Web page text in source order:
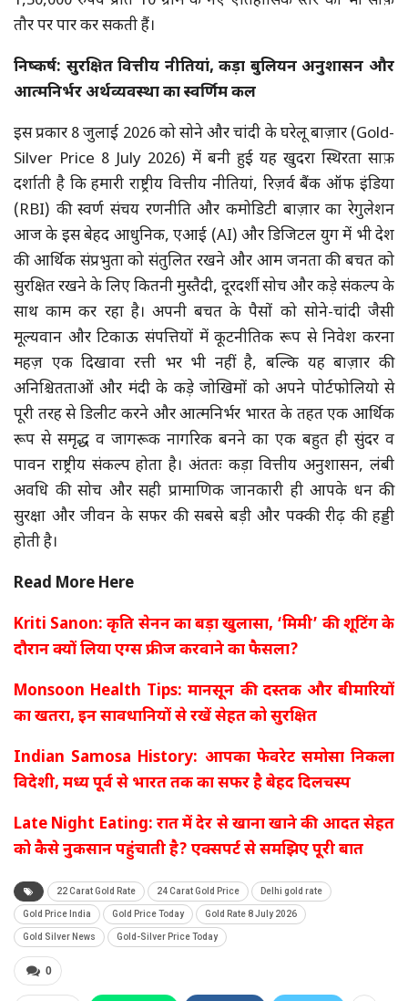
तौर पर पार कर सकती हैं।
निष्कर्ष: सुरक्षित वित्तीय नीतियां, कड़ा बुलियन अनुशासन और
आत्मनिर्भर अर्थव्यवस्था का स्वर्णिम कल
इस प्रकार 8 जुलाई 2026 को सोने और चांदी के घरेलू बाज़ार (Gold-
Silver Price 8 July 2026) में बनी हुई यह खुदरा स्थिरता साफ़
दर्शाती है कि हमारी राष्ट्रीय वित्तीय नीतियां, रिज़र्व बैंक ऑफ इंडिया
(RBI) की स्वर्ण संचय रणनीति और कमोडिटी बाज़ार का रेगुलेशन
आज के इस बेहद आधुनिक, एआई (AI) और डिजिटल युग में भी देश
की आर्थिक संप्रभुता को संतुलित रखने और आम जनता की बचत को
सुरक्षित रखने के लिए कितनी मुस्तैदी, दूरदर्शी सोच और कड़े संकल्प के
साथ काम कर रहा है। अपनी बचत के पैसों को सोने-चांदी जैसी
मूल्यवान और टिकाऊ संपत्तियों में कूटनीतिक रूप से निवेश करना
महज़ एक दिखावा रत्ती भर भी नहीं है, बल्कि यह बाज़ार की
अनिश्चितताओं और मंदी के कड़े जोखिमों को अपने पोर्टफोलियो से
पूरी तरह से डिलीट करने और आत्मनिर्भर भारत के तहत एक आर्थिक
रूप से समृद्ध व जागरूक नागरिक बनने का एक बहुत ही सुंदर व
पावन राष्ट्रीय संकल्प होता है। अंततः कड़ा वित्तीय अनुशासन, लंबी
अवधि की सोच और सही प्रामाणिक जानकारी ही आपके धन की
सुरक्षा और जीवन के सफर की सबसे बड़ी और पक्की रीढ़ की हड्डी
होती है।
Read More Here
Kriti Sanon: कृति सेनन का बड़ा खुलासा, ‘मिमी’ की शूटिंग के
दौरान क्यों लिया एग्स फ्रीज करवाने का फैसला?
Monsoon Health Tips: मानसून की दस्तक और बीमारियों
का खतरा, इन सावधानियों से रखें सेहत को सुरक्षित
Indian Samosa History: आपका फेवरेट समोसा निकला
विदेशी, मध्य पूर्व से भारत तक का सफर है बेहद दिलचस्प
Late Night Eating: रात में देर से खाना खाने की आदत सेहत
को कैसे नुकसान पहुंचाती है? एक्सपर्ट से समझिए पूरी बात
22 Carat Gold Rate 24 Carat Gold Price Delhi gold rate
Gold Price India Gold Price Today Gold Rate 8 July 2026
Gold Silver News Gold-Silver Price Today
0